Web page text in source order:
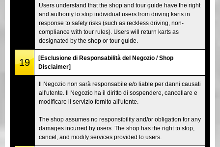
Users understand that the shop and tour guide have the right
and authority to stop individual users from driving karts in
response to safety risks (such as reckless driving, non-
compliance with tour rules). Users will return karts as
designated by the shop or tour guide.
19
[Esclusione di Responsabilità del Negozio / Shop
Disclaimer]
Il Negozio non sarà responsabile e/o liable per danni causati
all'utente. Il Negozio ha il diritto di sospendere, cancellare e
modificare il servizio fornito all'utente.
The shop assumes no responsibility and/or obligation for any
damages incurred by users. The shop has the right to stop,
cancel, and modify services provided to users.